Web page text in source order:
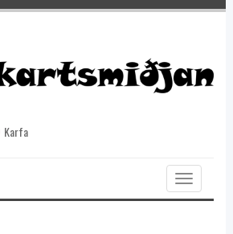
Karfa
Toggle
navigation